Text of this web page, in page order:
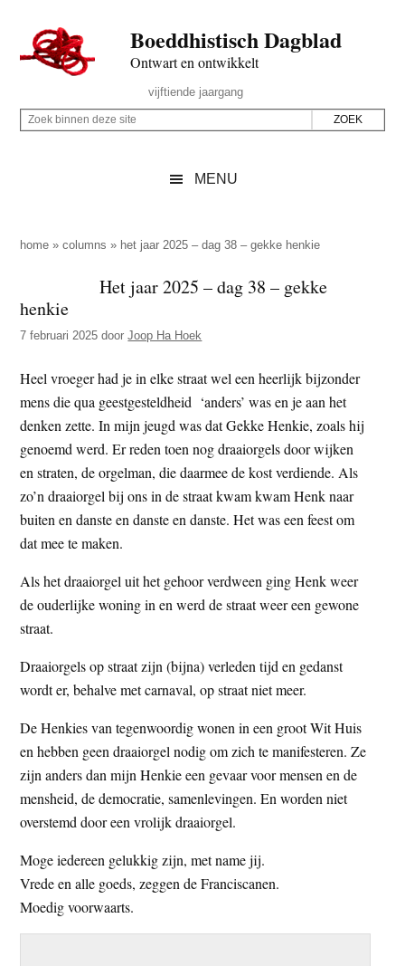
naar
de
inhoud
secondary
naar
de
sidebar
naar
de
Boeddhistisch Dagblad
Ontwart en ontwikkelt
Rechts
vijftiende jaargang
Z
p
e
z
e
s
i
t
e
Z
i
e
n
e
z
e
s
i
t
e
MENU
home »columns » het jaar 2025 – dag 38 – gekke henkie
Het jaar 2025 – dag 38 – gekke
henkie
7 februari 2025 doorJoop Ha Hoek
Heel vroeger had je in elke straat wel een heerlijk bijzonder
mens die qua geestgesteldheid ‘anders’ was en je aan het
denken zette. In mijn jeugd was dat Gekke Henkie, zoals hij
genoemd werd. Er reden toen nog draaiorgels door wijken
en straten, de orgelman, die daarmee de kost verdiende. Als
zo’n draaiorgel bij ons in de straat kwam kwam Henk naar
buiten en danste en danste en danste. Het was een feest om
dat mee te maken.
Als het draaiorgel uit het gehoor verdween ging Henk weer
de ouderlijke woning in en werd de straat weer een gewone
straat.
Draaiorgels op straat zijn (bijna) verleden tijd en gedanst
wordt er, behalve met carnaval, op straat niet meer.
De Henkies van tegenwoordig wonen in een groot Wit Huis
en hebben geen draaiorgel nodig om zich te manifesteren. Ze
zijn anders dan mijn Henkie een gevaar voor mensen en de
mensheid, de democratie, samenlevingen. En worden niet
overstemd door een vrolijk draaiorgel.
Moge iedereen gelukkig zijn, met name jij.
Vrede en alle goeds, zeggen de Franciscanen.
Moedig voorwaarts.